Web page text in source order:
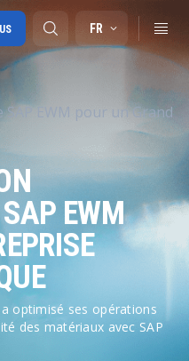
FR
EWM pour un Grand
SAP EWM
a optimisé ses opérations
des matériaux avec SAP